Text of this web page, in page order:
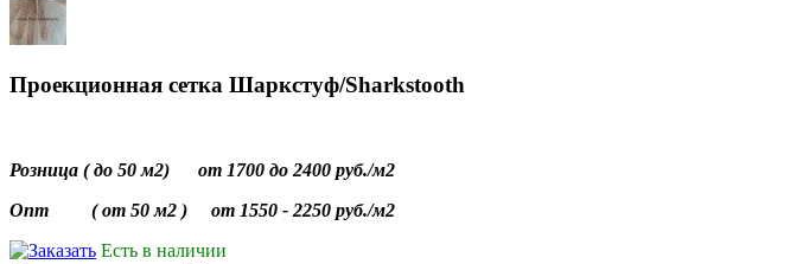
Проекционная сетка Шаркcтуф/Sharkstooth
Розница ( до 50 м2) от 1700 до 2400 руб./м2
Опт ( от 50 м2 ) от 1550 - 2250 руб./м2
Есть в наличии